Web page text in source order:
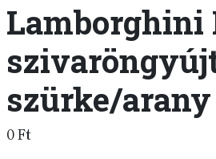
Lamborghini
szürke/arany
0Ft